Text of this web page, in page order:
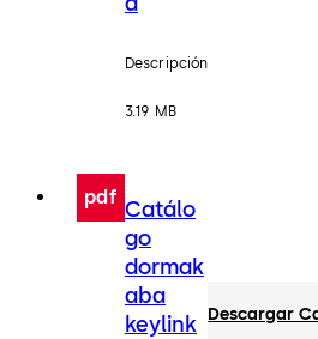
Descripción
3.19 MB
pdf Catálo
go
dormak
aba
keylink Descargar